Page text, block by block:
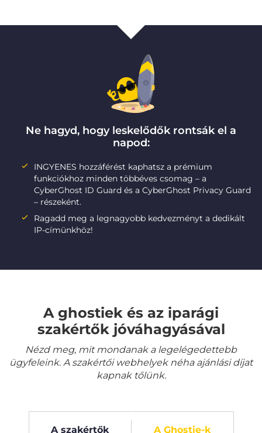
Ne hagyd, hogy leskelődők rontsák el a
napod:
INGYENES hozzáférést kaphatsz a prémium
funkciókhoz minden többéves csomag – a
CyberGhost ID Guard és a CyberGhost Privacy Guard
– részeként.
Ragadd meg a legnagyobb kedvezményt a dedikált
IP-címünkhöz!
A ghostiek és az iparági
szakértők jóváhagyásával
Nézd meg, mit mondanak a legelégedettebb
ügyfeleink. A szakértői webhelyek néha ajánlási díjat
kapnak tőlünk.
A szakértők A Ghostie-k